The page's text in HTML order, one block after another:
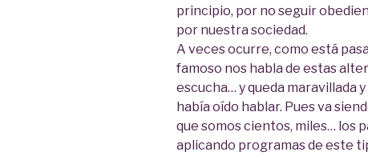
principio, por no seguir
por nuestra sociedad.
A veces ocurre, como está
famoso nos habla de estas
escucha… y queda maravillada
había oído hablar. Pues va
que somos cientos, miles… los
aplicando programas de este